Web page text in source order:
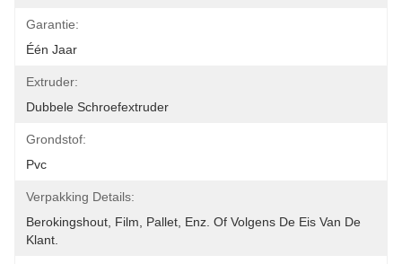
Garantie:
Één Jaar
Extruder:
Dubbele Schroefextruder
Grondstof:
Pvc
Verpakking Details:
Berokingshout, Film, Pallet, Enz. Of Volgens De Eis Van De
Klant.